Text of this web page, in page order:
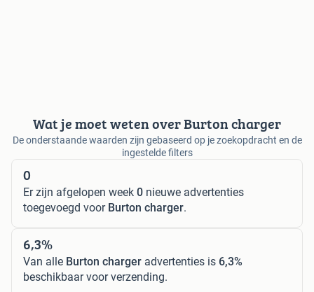
Wat je moet weten over Burton charger
De onderstaande waarden zijn gebaseerd op je zoekopdracht en de
ingestelde filters
0
Er zijn afgelopen week 0 nieuwe advertenties
toegevoegd voor Burton charger.
6,3%
Van alle Burton charger advertenties is 6,3%
beschikbaar voor verzending.